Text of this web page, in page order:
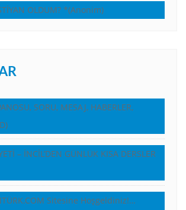
OLDUM? *(Anonim)
SORU, MESAJ, HABERLER,
– İNCİL’DEN GÜNLÜK KISA DERSLER
Sitesine Hoşgeldiniz!…